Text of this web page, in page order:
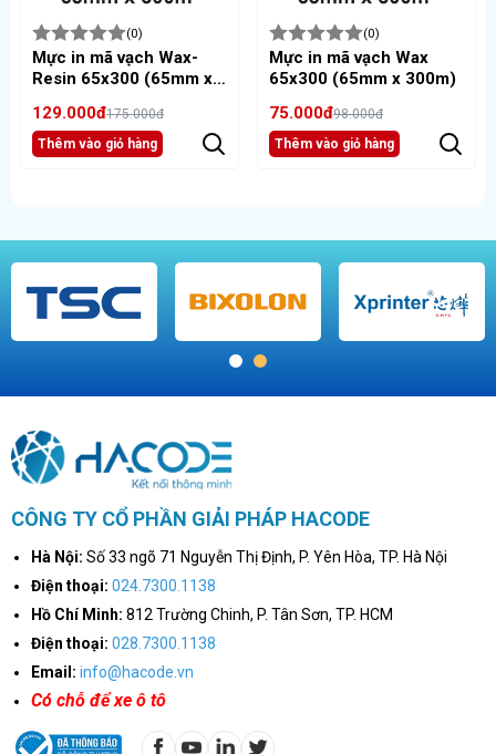
(0)
Mực in mã vạch Wax-
Resin 65x300 (65mm x
129.000đ175.000đ
Thêm vào giỏ hàng
(0)
Mực in mã vạch Wax
65x300 (65mm x 300m)
75.000đ98.000đ
Thêm vào giỏ hàng
1 2
CÔNG TY CỔ PHẦN GIẢI PHÁP HACODE
Hà Nội: Số 33 ngõ 71 Nguyễn Thị Định, P. Yên Hòa, TP. Hà Nội
Điện thoại: 024.7300.1138
Hồ Chí Minh: 812 Trường Chinh, P. Tân Sơn, TP. HCM
Điện thoại: 028.7300.1138
Email: info@hacode.vn
Có chỗ để xe ô tô